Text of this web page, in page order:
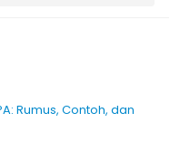
Rumus, Contoh, dan